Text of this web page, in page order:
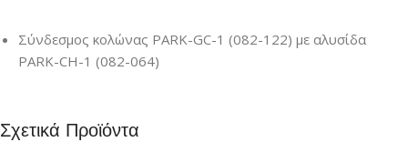
Σύνδεσμος κολώνας PARK-GC-1 (082-122) με αλυσίδα
PARK-CH-1 (082-064)
Σχετικά Προϊόντα